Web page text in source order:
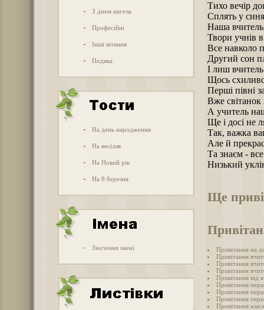
- З днем ангела
- Професійні
- Інші вітання
- Подяка
- На день народження
- На весілля
- На Новий рік
- На 8 березня
- Значення імені
Тихо вечір
Сплять у
Наша
Твори учнів
Все навколо
Другий сон
І лиш
Щось
Перші півні
Вже світанок
А учитель
Ще і досі не
Так, важка
Але й
Та знаєм -
Низький
Ще
Привітання на
Привітання
Привітання
Привітання
Привітання від
Привітання
Привітання
Привітання
Привітання